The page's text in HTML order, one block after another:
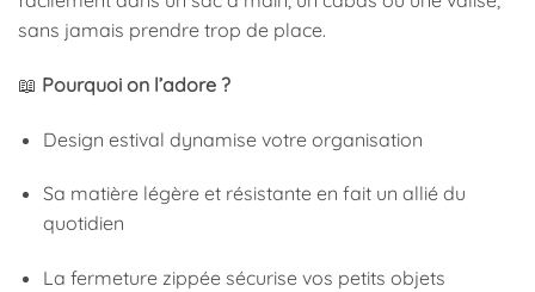
sans jamais prendre trop de place.
📖 Pourquoi on l’adore ?
Design estival dynamise votre organisation
Sa matière légère et résistante en fait un allié du
quotidien
La fermeture zippée sécurise vos petits objets